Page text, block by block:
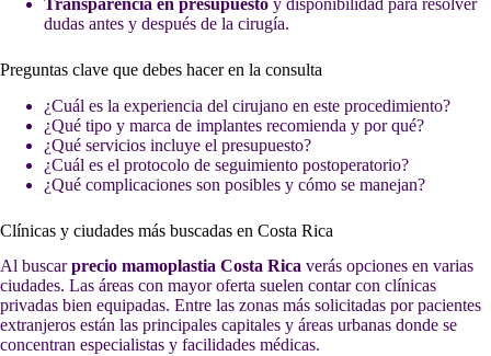
dudas antes y después de la cirugía.
Preguntas clave que debes hacer en la consulta
¿Cuál es la experiencia del cirujano en este procedimiento?
¿Qué tipo y marca de implantes recomienda y por qué?
¿Qué servicios incluye el presupuesto?
¿Cuál es el protocolo de seguimiento postoperatorio?
¿Qué complicaciones son posibles y cómo se manejan?
Clínicas y ciudades más buscadas en Costa Rica
Al buscarprecio mamoplastia Costa Rica verás opciones en varias
ciudades. Las áreas con mayor oferta suelen contar con clínicas
privadas bien equipadas. Entre las zonas más solicitadas por pacientes
extranjeros están las principales capitales y áreas urbanas donde se
concentran especialistas y facilidades médicas.